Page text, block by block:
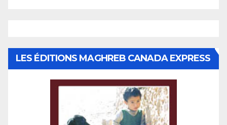
LES ÉDITIONS MAGHREB CANADA EXPRESS